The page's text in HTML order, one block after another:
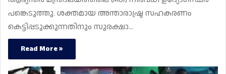
പങ്കെടുത്തു. ശക്തമായ അന്താരാഷ്ട്ര സഹകരണം
കെട്ടിപ്പടുക്കുന്നതിനും സുരക്ഷാ…
Read More »